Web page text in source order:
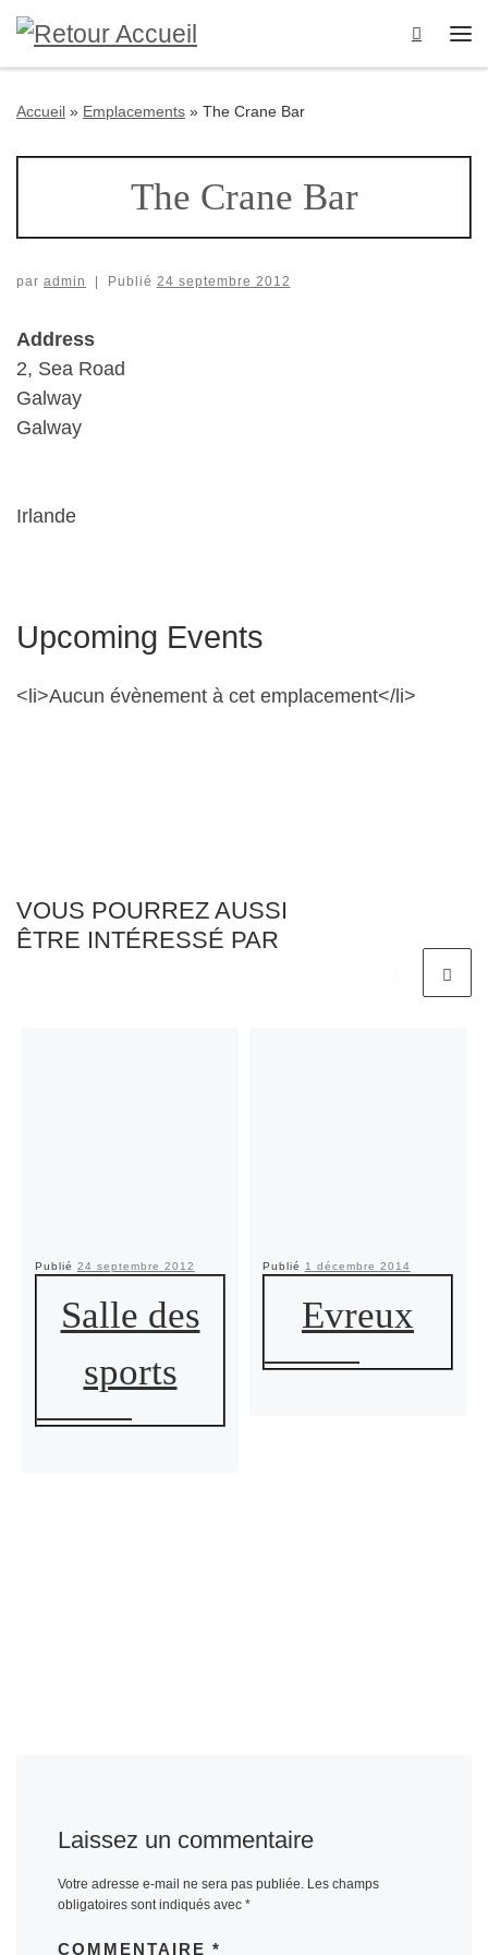
Passer au contenu
Search
Accueil » Emplacements » The Crane Bar
The Crane Bar
par admin Publié 24 septembre 2012
Address
2, Sea Road
Galway
Galway
Irlande
Upcoming Events
<li>Aucun évènement à cet emplacement</li>
VOUS POURREZ AUSSI
ÊTRE INTÉRESSÉ PAR
Publié 24 septembre 2012
Salle des
sports
Publié 1 décembre 2014
Evreux
Laissez un commentaire
Votre adresse e-mail ne sera pas publiée. Les champs
obligatoires sont indiqués avec *
COMMENTAIRE *